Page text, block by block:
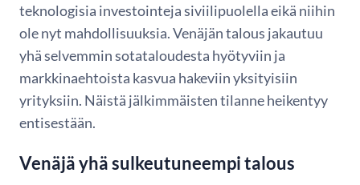
teknologisia investointeja siviilipuolella eikä niihin
ole nyt mahdollisuuksia. Venäjän talous jakautuu
yhä selvemmin sotataloudesta hyötyviin ja
markkinaehtoista kasvua hakeviin yksityisiin
yrityksiin. Näistä jälkimmäisten tilanne heikentyy
entisestään.
Venäjä yhä sulkeutuneempi talous